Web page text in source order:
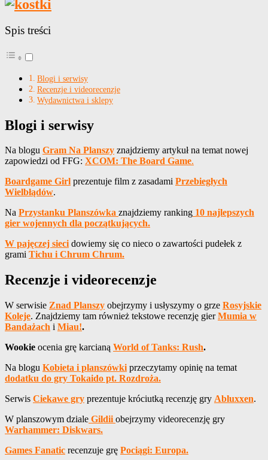
Spis treści
Blogi i serwisy
Recenzje i videorecenzje
Wydawnictwa i sklepy
Blogi i serwisy
Na blogu Gram Na Planszy znajdziemy artykuł na temat nowej
zapowiedzi od FFG: XCOM: The Board Game.
Boardgame Girl prezentuje film z zasadami Przebiegłych
Wielbłądów.
Na Przystanku Planszówka znajdziemy ranking 10 najlepszych
gier wojennych dla początkujących.
W pajęczej sieci dowiemy się co nieco o zawartości pudełek z
grami Tichu i Chrum Chrum.
Recenzje i videorecenzje
W serwisie Znad Planszy obejrzymy i usłyszymy o grze Rosyjskie
Koleje. Znajdziemy tam również tekstowe recenzję gierMumia w
Bandażach i Miau!.
Wookie ocenia grę karcianą World of Tanks: Rush.
Na blogu Kobieta i planszówki przeczytamy opinię na temat
dodatku do gry Tokaido pt. Rozdroża.
Serwis Ciekawe gry prezentuje króciutką recenzję gry Abluxxen.
W planszowym dziale Gildii obejrzymy videorecenzję gry
Warhammer: Diskwars.
Games Fanatic recenzuje grę Pociągi: Europa.